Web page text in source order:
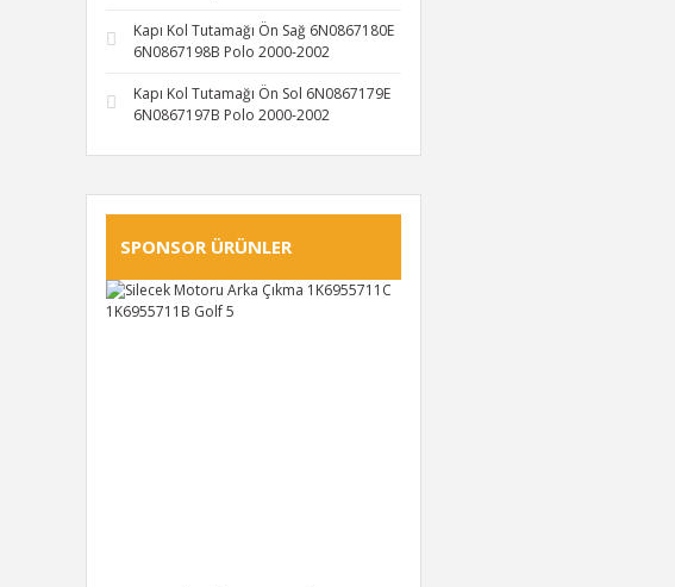
Kapı Kol Tutamağı Ön Sağ 6N0867180E
6N0867198B Polo 2000-2002
Kapı Kol Tutamağı Ön Sol 6N0867179E
6N0867197B Polo 2000-2002
SPONSOR ÜRÜNLER